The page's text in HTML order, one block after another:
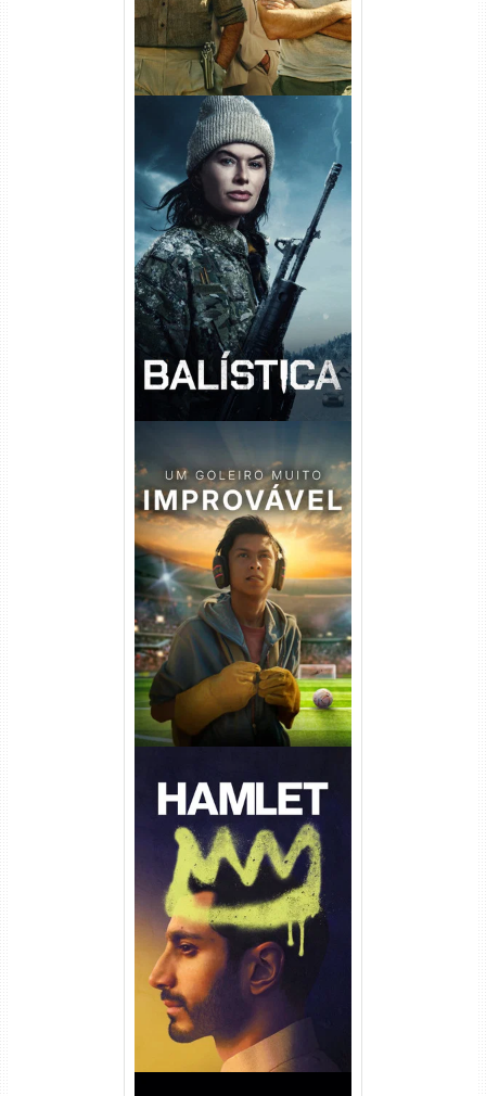
Balística Torrent (2025) WEB-
DL 1080p Dual Áudio
Um Goleiro Muito Improvável
Torrent (2026) WEB-DL 1080p
Dual Áudio
Hamlet Torrent (2026) WEB-
DL 1080p Dual Áudio